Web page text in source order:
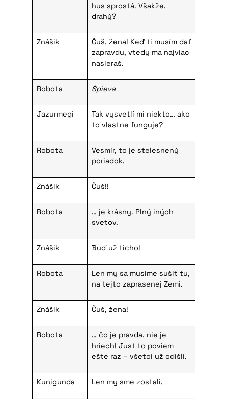
hus sprostá. Všakže,
drahý?
Znášik
Čuš, žena! Keď ti musím dať
zapravdu, vtedy ma najviac
nasieraš.
Robota Spieva
Jazurmegi
Tak vysvetlí mi niekto… ako
to vlastne funguje?
Robota
Vesmír, to je stelesnený
poriadok.
Znášik Čuš!!
Robota
… je krásny. Plný iných
svetov.
Znášik Buď už ticho!
Robota
Len my sa musíme sušiť tu,
na tejto zaprasenej Zemi.
Znášik Čuš, žena!
Robota
… čo je pravda, nie je
hriech! Just to poviem
ešte raz – všetci už odišli.
Kunigunda Len my sme zostali.